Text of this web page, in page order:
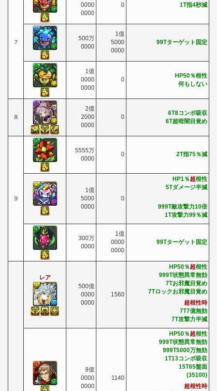
７
0000
0000
0 1T指4秒減
500万
0000
1億
5000
0000
99Tターゲット固定
1億
0000
0000
0
HP50％根性
何もしない
８
2億
2000
0000
0
6T8コンボ吸収
6T超暗闇目覚め
９
5555万
0000
0 2T指75％減
1億
5000
0000
0
HP1％超根性
5Tダメージ半減
999T敵攻撃力10倍
1T攻撃力99％減
300万
0000
1億
0000
0000
99Tターゲット固定
レア
500億
0000
0000
1560
HP50％超根性
999T状態異常無効
7Tお邪魔目覚め
7Tロックお邪魔目覚め
超根性時
7T7億無効
7T攻撃力半減
8億
0000
0000
1140
HP50％超根性
999T状態異常無効
999T5000万無効
1T13コンボ吸収
15T65盤面
(35100)
超根性時